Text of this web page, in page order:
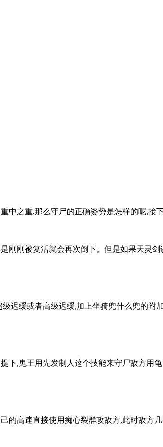
中之重,那么守尸的正确姿势是怎样的呢,接
刚被复活就会再次倒下。但是如果天灵
迟缓或者高级迟缓,加上坐骑兜什么兜的附
下,鬼王用先发制人这个技能来守尸敌方用
的高速直接使用痴心裂群攻敌方,此时敌方